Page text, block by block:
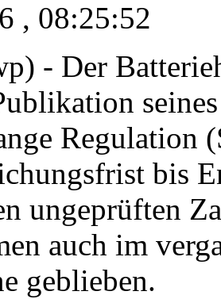
, 08:25:52
- Der
Regulation
bis
ungeprüften
auch im
geblieben.